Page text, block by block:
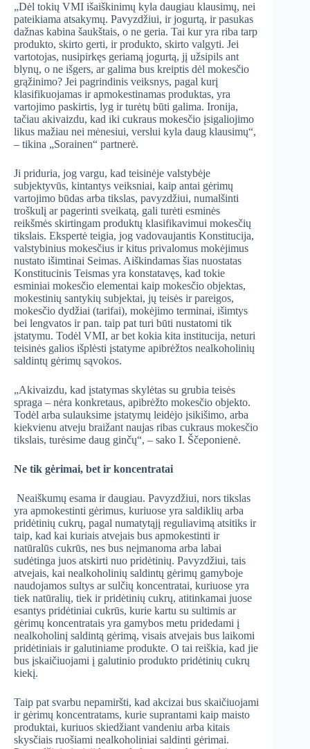
„Dėl tokių VMI išaiškinimų kyla daugiau klausimų, nei
pateikiama atsakymų. Pavyzdžiui, ir jogurtą, ir pasukas
dažnas kabina šaukštais, o ne geria. Tai kur yra riba tarp
produkto, skirto gerti, ir produkto, skirto valgyti. Jei
vartotojas, nusipirkęs geriamą jogurtą, jį užsipils ant
blynų, o ne išgers, ar galima bus kreiptis dėl mokesčio
grąžinimo? Jei pagrindinis veiksnys, pagal kurį
klasifikuojamas ir apmokestinamas produktas, yra
vartojimo paskirtis, lyg ir turėtų būti galima. Ironija,
tačiau akivaizdu, kad iki cukraus mokesčio įsigaliojimo
likus mažiau nei mėnesiui, verslui kyla daug klausimų“,
– tikina „Sorainen“ partnerė.
Ji priduria, jog vargu, kad teisinėje valstybėje
subjektyvūs, kintantys veiksniai, kaip antai gėrimų
vartojimo būdas arba tikslas, pavyzdžiui, numalšinti
troškulį ar pagerinti sveikatą, gali turėti esminės
reikšmės skirtingam produktų klasifikavimui mokesčių
tikslais. Ekspertė teigia, jog vadovaujantis Konstitucija,
valstybinius mokesčius ir kitus privalomus mokėjimus
nustato išimtinai Seimas. Aiškindamas šias nuostatas
Konstitucinis Teismas yra konstatavęs, kad tokie
esminiai mokesčio elementai kaip mokesčio objektas,
mokestinių santykių subjektai, jų teisės ir pareigos,
mokesčio dydžiai (tarifai), mokėjimo terminai, išimtys
bei lengvatos ir pan. taip pat turi būti nustatomi tik
įstatymu. Todėl VMI, ar bet kokia kita institucija, neturi
teisinės galios išplėsti įstatyme apibrėžtos nealkoholinių
saldintų gėrimų sąvokos.
„Akivaizdu, kad įstatymas skylėtas su grubia teisės
spraga – nėra konkretaus, apibrėžto mokesčio objekto.
Todėl arba sulauksime įstatymų leidėjo įsikišimo, arba
kiekvienu atveju braižant naujas ribas cukraus mokesčio
tikslais, turėsime daug ginčų“, – sako I. Ščeponienė.
Ne tik gėrimai, bet ir koncentratai
Neaiškumų esama ir daugiau. Pavyzdžiui, nors tikslas
yra apmokestinti gėrimus, kuriuose yra saldiklių arba
pridėtinių cukrų, pagal numatytąjį reguliavimą atsitiks ir
taip, kad kai kuriais atvejais bus apmokestinti ir
natūralūs cukrūs, nes bus neįmanoma arba labai
sudėtinga juos atskirti nuo pridėtinių. Pavyzdžiui, tais
atvejais, kai nealkoholinių saldintų gėrimų gamyboje
naudojamos sultys ar sulčių koncentratai, kuriuose yra
tiek natūralių, tiek ir pridėtinių cukrų, atitinkamai juose
esantys pridėtiniai cukrūs, kurie kartu su sultimis ar
gėrimų koncentratais yra gamybos metu pridedami į
nealkoholinį saldintą gėrimą, visais atvejais bus laikomi
pridėtiniais ir galutiniame produkte. O tai reiškia, kad jie
bus įskaičiuojami į galutinio produkto pridėtinių cukrų
kiekį.
Taip pat svarbu nepamiršti, kad akcizai bus skaičiuojami
ir gėrimų koncentratams, kurie suprantami kaip maisto
produktai, kuriuos skiedžiant vandeniu arba kitais
skysčiais ruošiami nealkoholiniai saldinti gėrimai.